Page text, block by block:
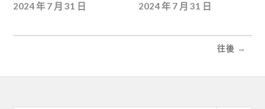
2024 年 7 月 31 日 2024 年 7 月 31 日
往後 →